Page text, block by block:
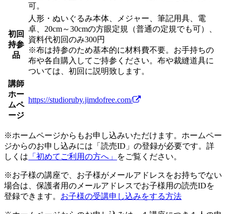
可。
初回
持参
品
人形・ぬいぐるみ本体、メジャー、筆記用具、電
卓、20cm～30cmの方眼定規（普通の定規でも可）、
資料代初回のみ300円
※布は持参のため基本的に材料費不要。お手持ちの
布や各自購入してご持参ください。布や裁縫道具に
ついては、初回に説明致します。
講師
ホー
ムペ
ージ
https://studioruby.jimdofree.com/
※ホームページからもお申し込みいただけます。ホームペー
ジからのお申し込みには「読売ID」の登録が必要です。詳
しくは 「初めてご利用の方へ」 をご覧ください。
※お子様の講座で、お子様がメールアドレスをお持ちでない
場合は、保護者用のメールアドレスでお子様用の読売IDを
登録できます。 お子様の受講申し込みをする方法